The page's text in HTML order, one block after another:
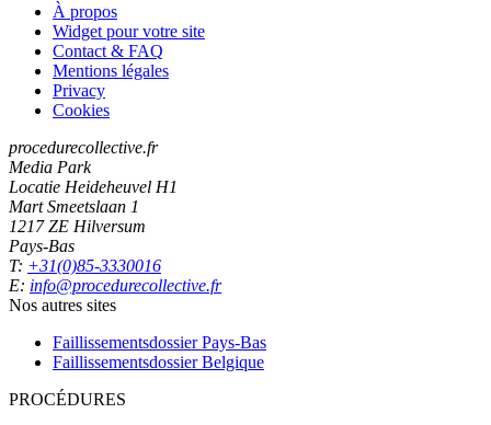
À propos
Widget pour votre site
Contact & FAQ
Mentions légales
Privacy
Cookies
procedurecollective.fr
Media Park
Locatie Heideheuvel H1
Mart Smeetslaan 1
1217 ZE Hilversum
Pays-Bas
T: +31(0)85-3330016
E: info@procedurecollective.fr
Nos autres sites
Faillissementsdossier Pays-Bas
Faillissementsdossier Belgique
PROCÉDURES